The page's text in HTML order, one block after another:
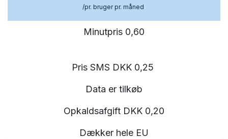
/pr. bruger pr. måned
Minutpris 0,60
Pris SMS DKK 0,25
Data er tilkøb
Opkaldsafgift DKK 0,20
Dækker hele EU